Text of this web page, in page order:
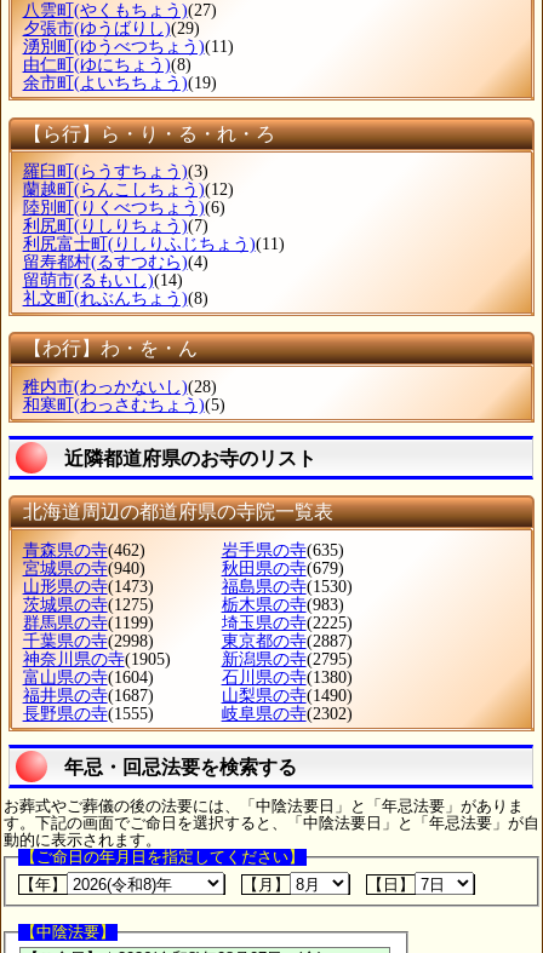
八雲町 (やくもちょう)(27)
夕張市(ゆうばりし)(29)
湧別町 (ゆうべつちょう)(11)
由仁町 (ゆにちょう)(8)
余市町 (よいちちょう)(19)
【ら行】ら・り・る・れ・ろ
羅臼町 (らうすちょう)(3)
蘭越町 (らんこしちょう)(12)
陸別町 (りくべつちょう)(6)
利尻町 (りしりちょう)(7)
利尻富士町 (りしりふじちょう)(11)
留寿都村(るすつむら)(4)
留萌市(るもいし)(14)
礼文町 (れぶんちょう)(8)
【わ行】わ・を・ん
稚内市(わっかないし)(28)
和寒町 (わっさむちょう)(5)
近隣都道府県のお寺のリスト
北海道周辺の都道府県の寺院一覧表
青森県の寺(462) 岩手県の寺(635)
宮城県の寺(940) 秋田県の寺(679)
山形県の寺(1473) 福島県の寺(1530)
茨城県の寺(1275) 栃木県の寺(983)
群馬県の寺(1199) 埼玉県の寺(2225)
千葉県の寺(2998) 東京都の寺(2887)
神奈川県の寺(1905) 新潟県の寺(2795)
富山県の寺(1604) 石川県の寺(1380)
福井県の寺(1687) 山梨県の寺(1490)
長野県の寺(1555) 岐阜県の寺(2302)
年忌・回忌法要を検索する
お葬式やご葬儀の後の法要には、「中陰法要日」と「年忌法要」がありま
す。下記の画面でご命日を選択すると、「中陰法要日」と「年忌法要」が自
動的に表示されます。
【ご命日の年月日を指定してください】
【年】
【月】 【日】
【中陰法要】